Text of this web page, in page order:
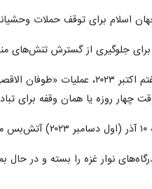
اسلام برای توقف حملات
برای جلوگیری از گسترش تنش‌های
نوار غزه را بسته و در حال